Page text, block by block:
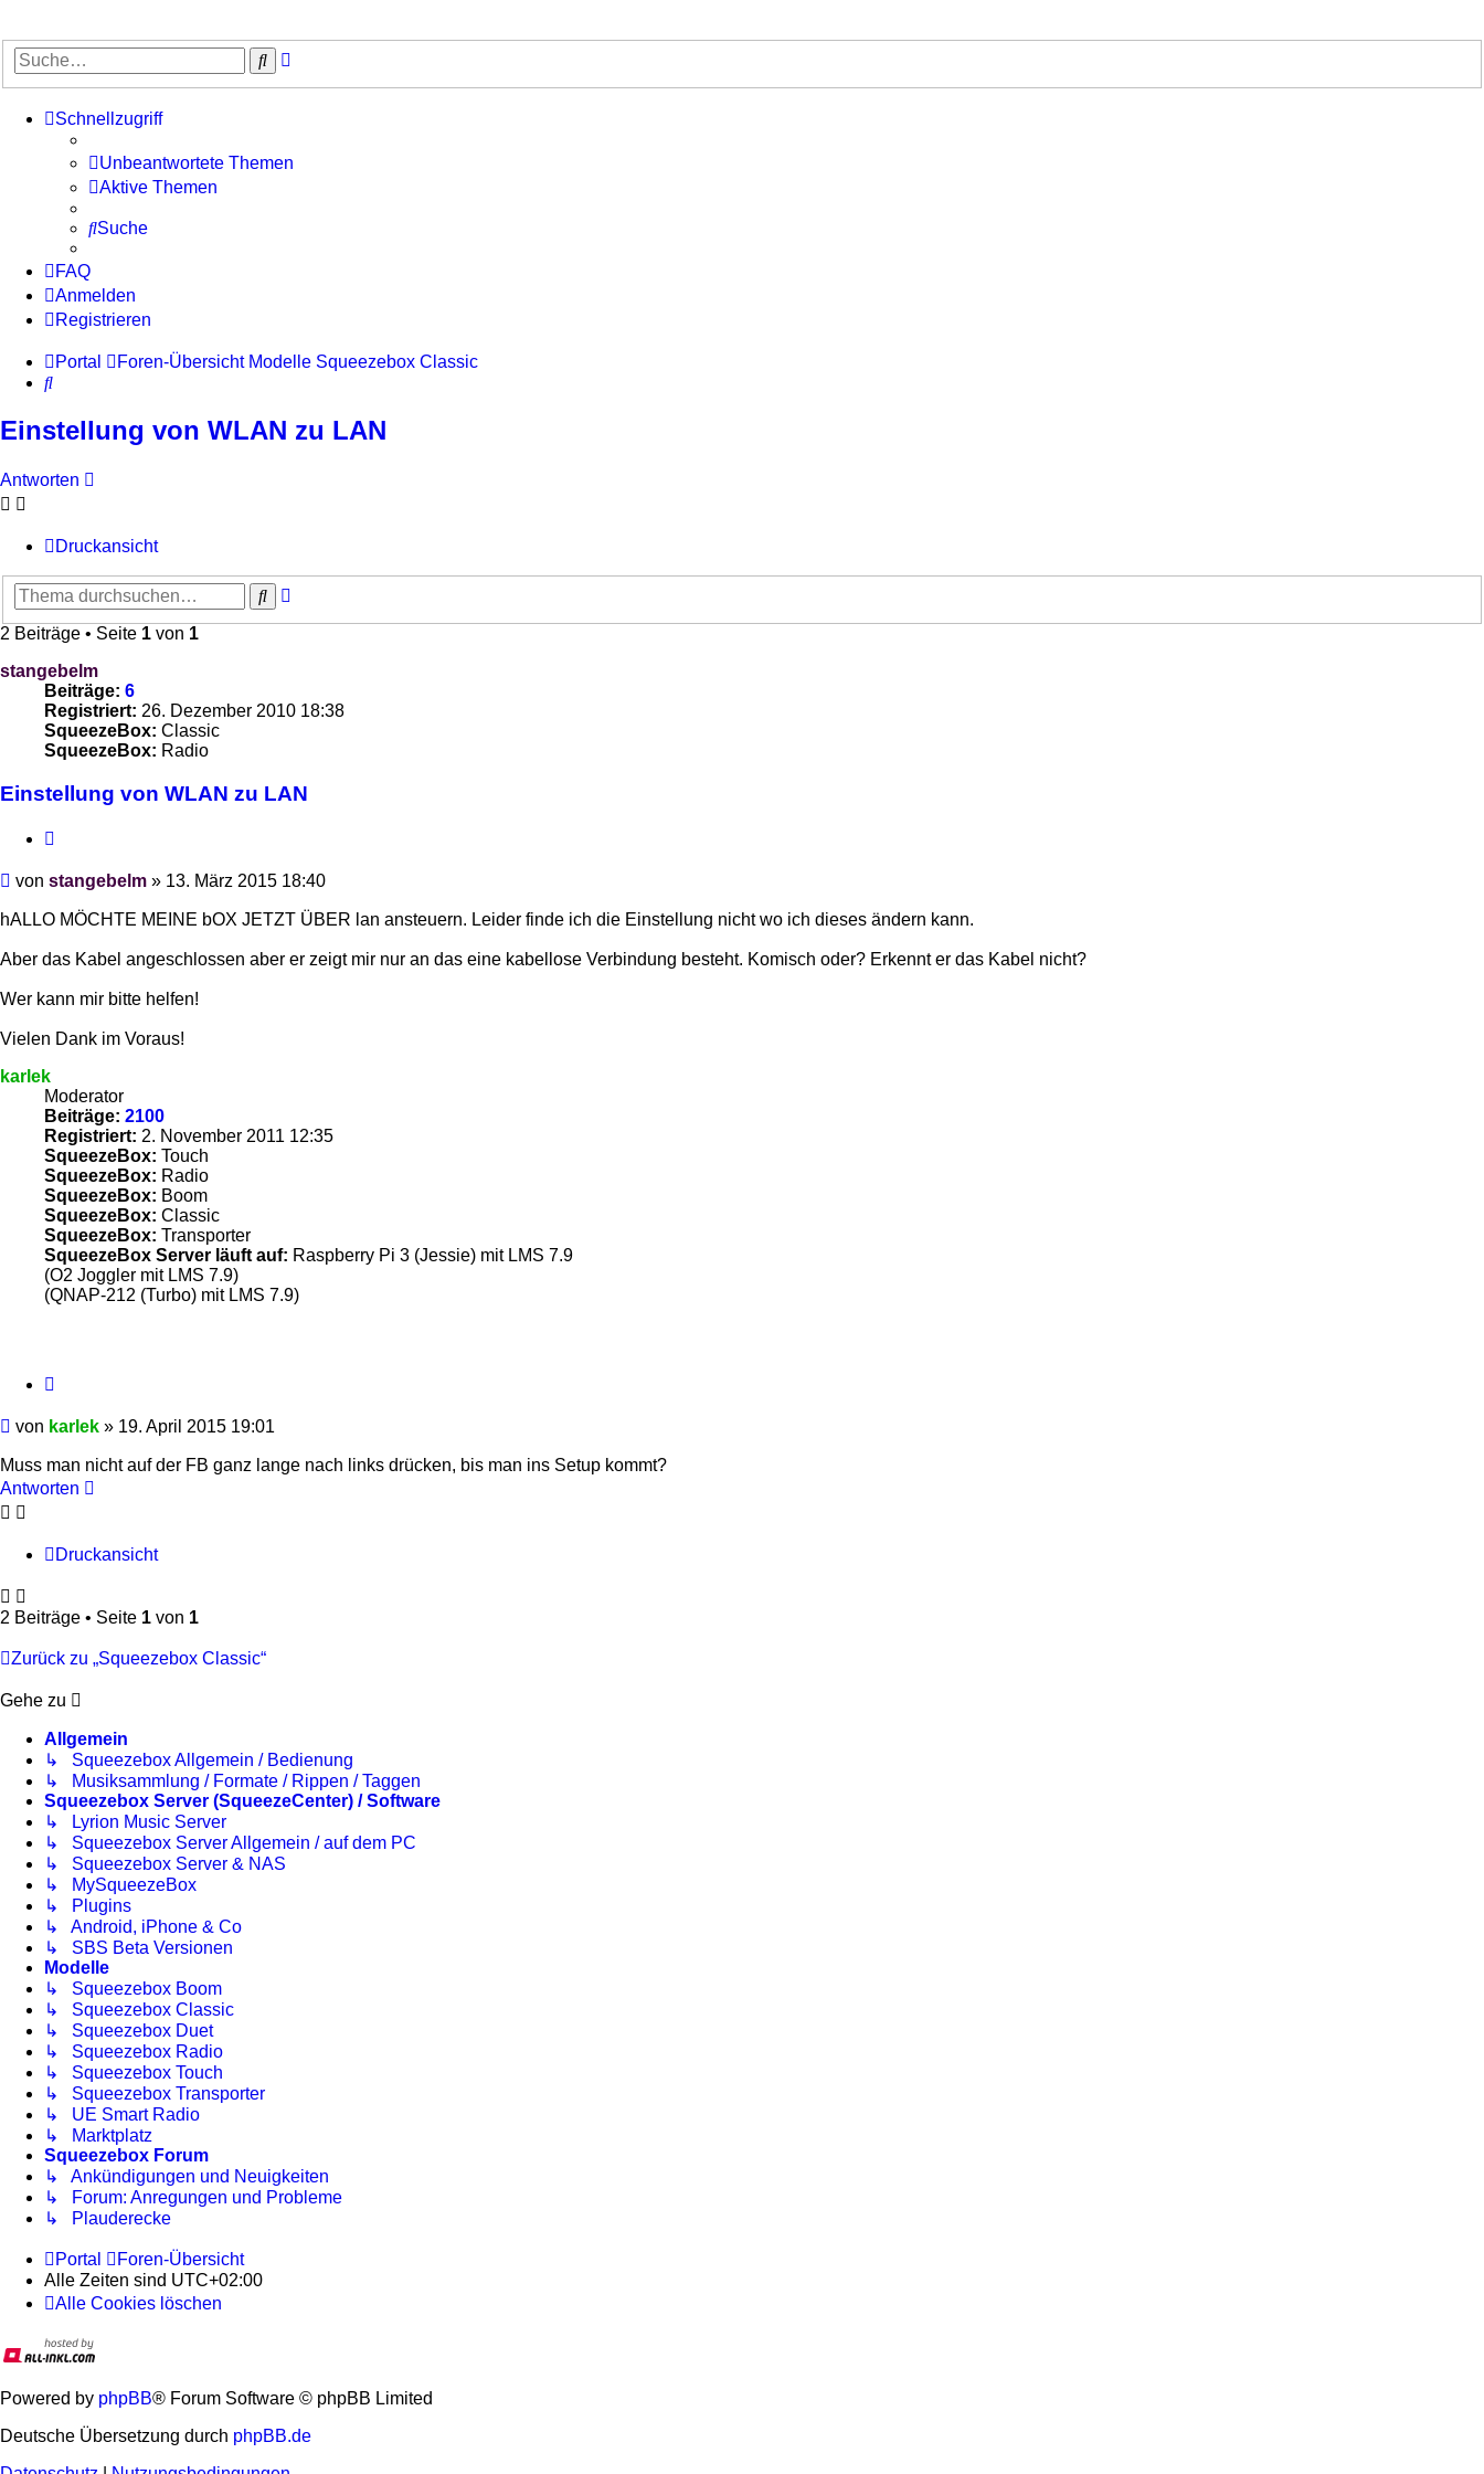
Suche
Schnellzugriff
Unbeantwortete Themen
Aktive Themen
Suche
FAQ
Anmelden
Registrieren
Portal Foren-Übersicht Modelle Squeezebox Classic
Suche
Einstellung von WLAN zu LAN
Antworten
Druckansicht
Suche
2 Beiträge • Seite 1 von 1
stangebelm
Beiträge: 6
Registriert: 26. Dezember 2010 18:38
SqueezeBox: Classic
SqueezeBox: Radio
Einstellung von WLAN zu LAN
Beitrag
von stangebelm » 13. März 2015 18:40
hALLO MÖCHTE MEINE bOX JETZT ÜBER lan ansteuern. Leider finde ich die Einstellung nicht wo ich dieses ändern kann.
Aber das Kabel angeschlossen aber er zeigt mir nur an das eine kabellose Verbindung besteht. Komisch oder? Erkennt er das Kabel nicht?
Wer kann mir bitte helfen!
Vielen Dank im Voraus!
karlek
Moderator
Beiträge: 2100
Registriert: 2. November 2011 12:35
SqueezeBox: Touch
SqueezeBox: Radio
SqueezeBox: Boom
SqueezeBox: Classic
SqueezeBox: Transporter
SqueezeBox Server läuft auf: Raspberry Pi 3 (Jessie) mit LMS 7.9
(O2 Joggler mit LMS 7.9)
(QNAP-212 (Turbo) mit LMS 7.9)
Beitrag
von karlek » 19. April 2015 19:01
Muss man nicht auf der FB ganz lange nach links drücken, bis man ins Setup kommt?
Antworten
Druckansicht
2 Beiträge • Seite 1 von 1
Zurück zu „Squeezebox Classic“
Gehe zu
Allgemein
↳ Squeezebox Allgemein / Bedienung
↳ Musiksammlung / Formate / Rippen / Taggen
Squeezebox Server (SqueezeCenter) / Software
↳ Lyrion Music Server
↳ Squeezebox Server Allgemein / auf dem PC
↳ Squeezebox Server & NAS
↳ MySqueezeBox
↳ Plugins
↳ Android, iPhone & Co
↳ SBS Beta Versionen
Modelle
↳ Squeezebox Boom
↳ Squeezebox Classic
↳ Squeezebox Duet
↳ Squeezebox Radio
↳ Squeezebox Touch
↳ Squeezebox Transporter
↳ UE Smart Radio
↳ Marktplatz
Squeezebox Forum
↳ Ankündigungen und Neuigkeiten
↳ Forum: Anregungen und Probleme
↳ Plauderecke
Portal
Foren-Übersicht
Alle Zeiten sind UTC+02:00
Alle Cookies löschen
Powered by phpBB® Forum Software © phpBB Limited
Deutsche Übersetzung durch phpBB.de